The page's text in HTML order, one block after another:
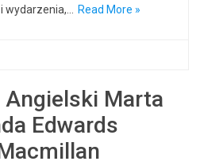
Read More »
Marta
Edwards